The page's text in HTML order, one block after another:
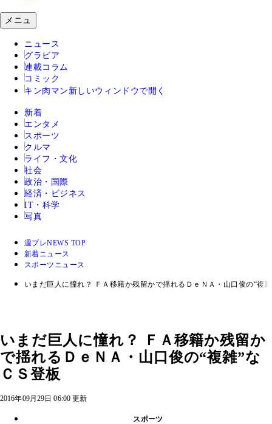
メニュ
ニュース
グラビア
連載コラム
コミック
キン肉マン 新しいウィンドウで開く
新着
エンタメ
スポーツ
クルマ
ライフ・文化
社会
政治・国際
経済・ビジネス
IT・科学
写真
週プレNEWS TOP
新着ニュース
スポーツニュース
いまだ巨人に憧れ？ ＦＡ移籍か残留かで揺れるＤｅＮＡ・山口俊の“複
いまだ巨人に憧れ？ ＦＡ移籍か残留か
で揺れるＤｅＮＡ・山口俊の“複雑”な
ＣＳ登板
2016年09月29日 06:00 更新
スポーツ